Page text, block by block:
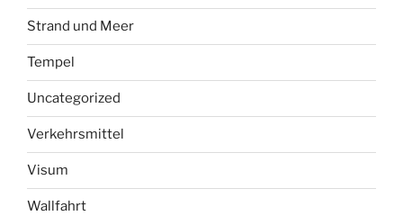
Strand und Meer
Tempel
Uncategorized
Verkehrsmittel
Visum
Wallfahrt